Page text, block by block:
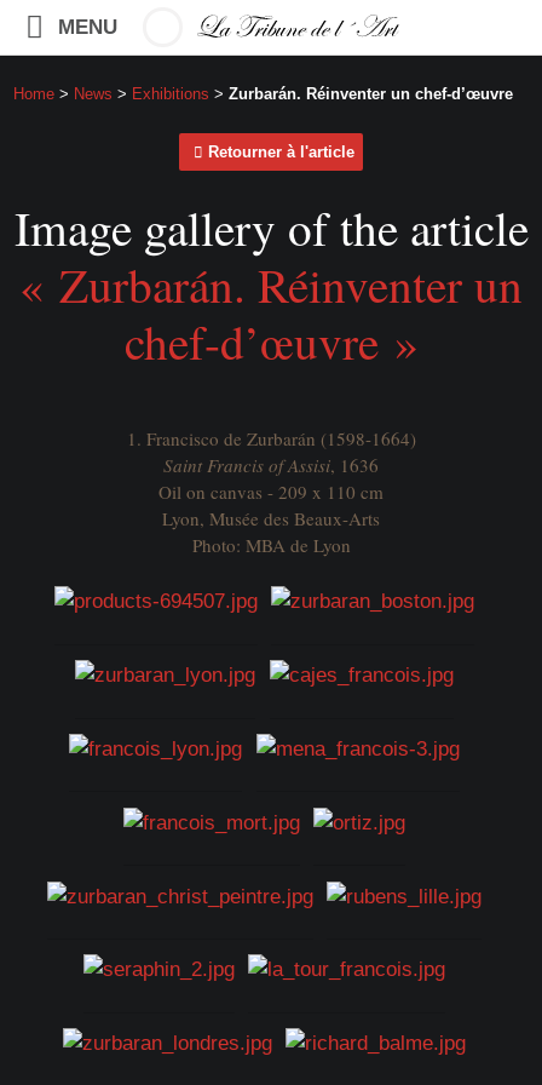
MENU
Home > News > Exhibitions > Zurbarán. Réinventer un chef-d’œuvre
Retourner à l'article
Image gallery of the article
« Zurbarán. Réinventer un
chef-d’œuvre »
1. Francisco de Zurbarán (1598-1664)
Saint Francis of Assisi, 1636
Oil on canvas - 209 x 110 cm
Lyon, Musée des Beaux-Arts
Photo: MBA de Lyon